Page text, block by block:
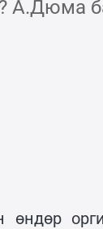
А.Дюма